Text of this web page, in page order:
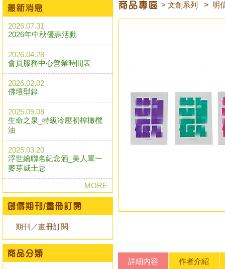
2026.07.31
2026年中秋優惠活動
2026.04.28
會員服務中心營業時間表
2026.02.02
佛壇型錄
2025.09.08
生命之泉_特級冷壓初榨橄欖
油
2025.03.20
浮世繪聯名紀念酒_美人單一
麥芽威士忌
MORE
期刊／畫冊訂閱
> 文創系列 > 明
詳細內容 作者介紹